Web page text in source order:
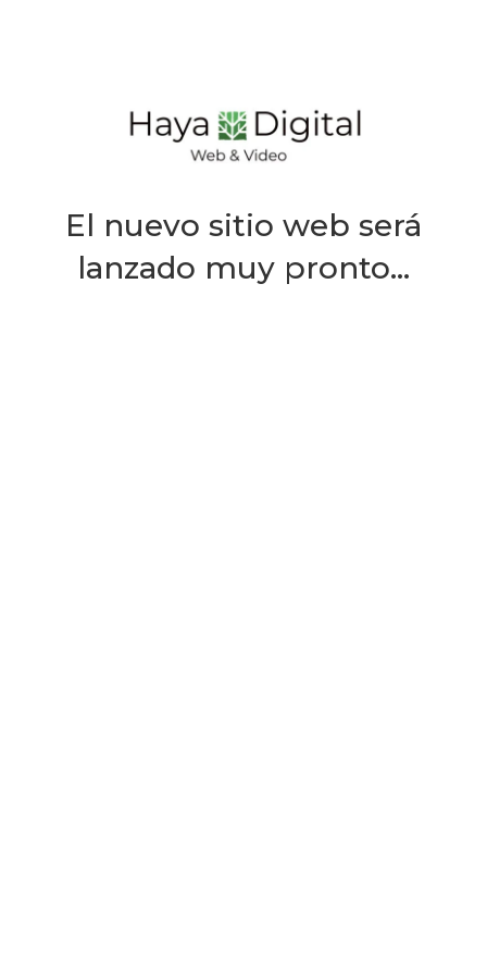
El nuevo sitio web será
lanzado muy pronto…